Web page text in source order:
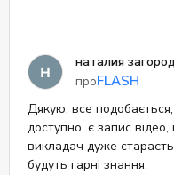
наталия
проFLASH
Дякую, все
доступно, є запис
викладач дуже
будуть гарні знання.